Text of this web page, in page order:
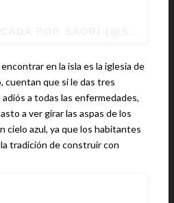
en la isla es la iglesia de
cuentan que si le das tres
a todas las enfermedades,
a ver girar las aspas de los
cielo azul, ya que los habitantes
tradición de construir con